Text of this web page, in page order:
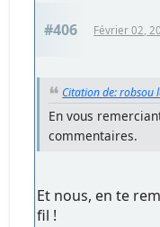
#406 Février 02,
Citation de: robsou
En vous
commentaires.
Et nous, en te
fil !